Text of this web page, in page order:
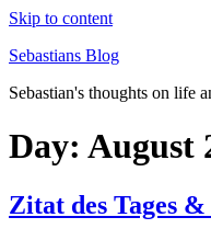
Skip to content
Sebastians Blog
Sebastian's thoughts on life
Day: August
Zitat des Tages &